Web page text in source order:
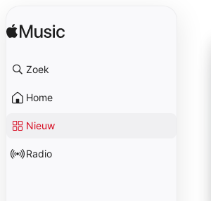
Zoek
Home
Nieuw
Radio